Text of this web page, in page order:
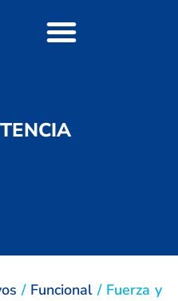
/ Funcional / Fuerza y